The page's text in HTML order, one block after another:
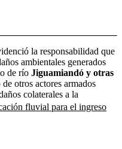
la responsabilidad que
ambientales generados
de río Jiguamiandó y otras
otros actores armados
colaterales a la
fluvial para el ingreso